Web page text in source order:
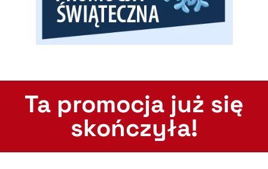
Ta promocja już się
skończyła!